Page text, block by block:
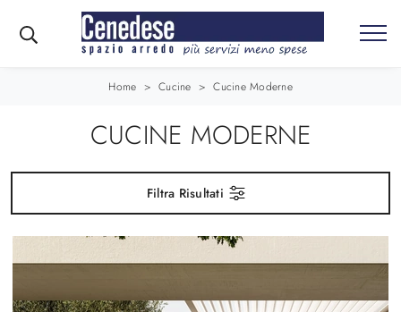
Home > Cucine > Cucine Moderne
CUCINE MODERNE
Filtra Risultati